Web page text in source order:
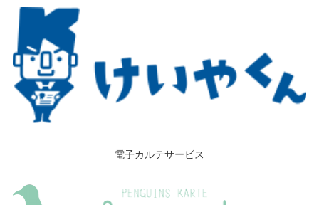
電子カルテサービス